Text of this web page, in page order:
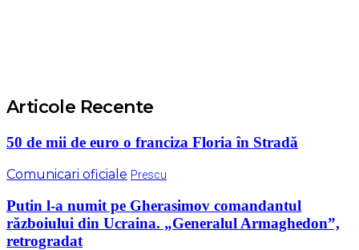
Articole Recente
50 de mii de euro o franciza Floria în Stradă
Comunicari oficiale Prescu
Putin l-a numit pe Gherasimov comandantul
războiului din Ucraina. „Generalul Armaghedon”,
retrogradat